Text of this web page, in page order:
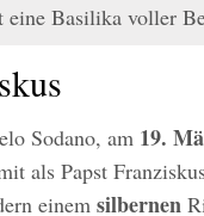
eine Basilika voller
Sodano, am 19.
als Papst
einem silbernen